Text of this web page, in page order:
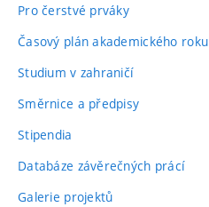
Pro čerstvé prváky
Časový plán akademického roku
Studium v zahraničí
Směrnice a předpisy
Stipendia
Databáze závěrečných prácí
Galerie projektů